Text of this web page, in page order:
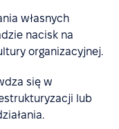
własnych
nacisk na
organizacyjnej.
się w
lub